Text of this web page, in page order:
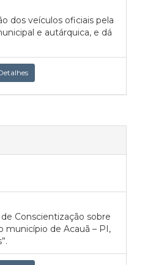
dos veículos oficiais pela
e autárquica, e dá
Conscientização sobre
município de Acauã – PI,